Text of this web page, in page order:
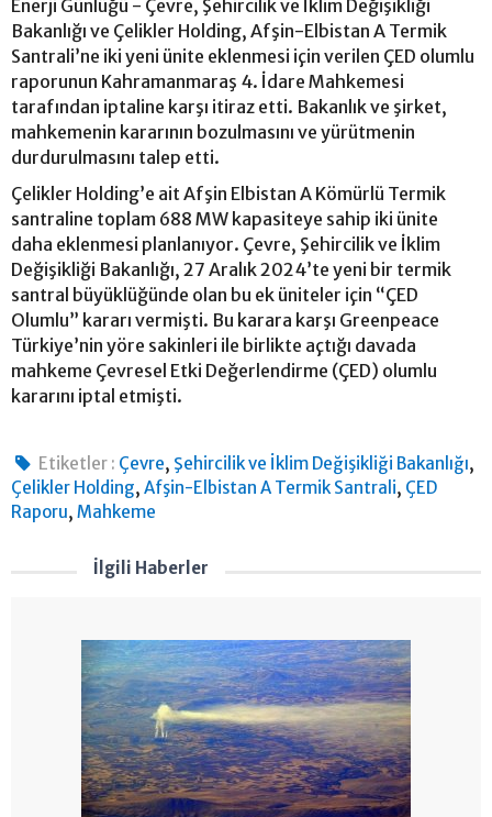
Enerji Günlüğü - Çevre, Şehircilik ve İklim Değişikliği
Bakanlığı ve Çelikler Holding, Afşin-Elbistan A Termik
Santrali’ne iki yeni ünite eklenmesi için verilen ÇED olumlu
raporunun Kahramanmaraş 4. İdare Mahkemesi
tarafından iptaline karşı itiraz etti. Bakanlık ve şirket,
mahkemenin kararının bozulmasını ve yürütmenin
durdurulmasını talep etti.
Çelikler Holding’e ait Afşin Elbistan A Kömürlü Termik
santraline toplam 688 MW kapasiteye sahip iki ünite
daha eklenmesi planlanıyor. Çevre, Şehircilik ve İklim
Değişikliği Bakanlığı, 27 Aralık 2024’te yeni bir termik
santral büyüklüğünde olan bu ek üniteler için “ÇED
Olumlu” kararı vermişti. Bu karara karşı Greenpeace
Türkiye’nin yöre sakinleri ile birlikte açtığı davada
mahkeme Çevresel Etki Değerlendirme (ÇED) olumlu
kararını iptal etmişti.
Etiketler : Çevre, Şehircilik ve İklim Değişikliği Bakanlığı,
Çelikler Holding, Afşin-Elbistan A Termik Santrali, ÇED
Raporu, Mahkeme
İlgili Haberler